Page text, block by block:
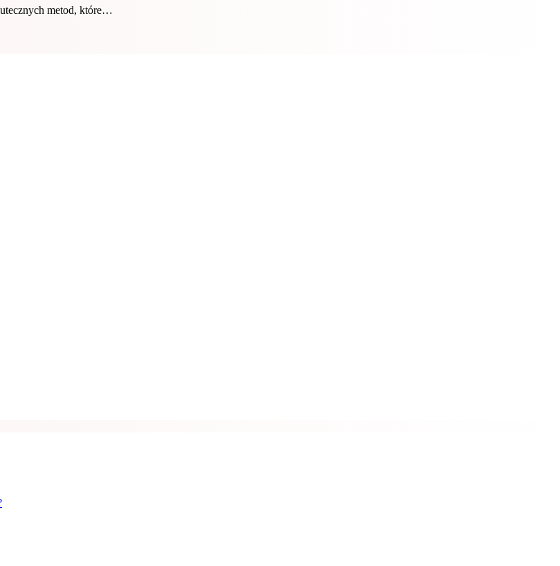
metod, które…